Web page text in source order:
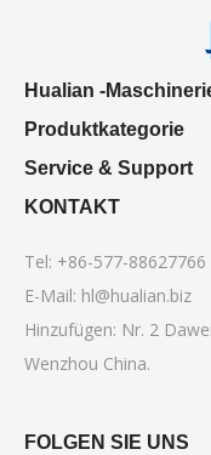
Hualian -
Produktkategorie
Service & Support
KONTAKT
Tel: +86-577-88627766
E-Mail: hl@hualian.biz
Hinzufügen: Nr. 2
Wenzhou China.
FOLGEN SIE UNS